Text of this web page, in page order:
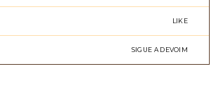
LIKE
SIGUE A DEVOIM